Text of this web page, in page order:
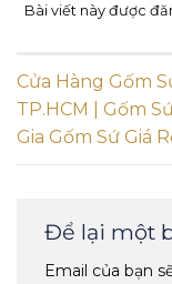
Bài viết này được
Cửa Hàng Gốm
TP.HCM | Gốm
Gia Gốm Sứ Giá
Để lại một
Email của bạn